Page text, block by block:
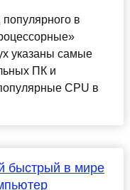
в
указаны самые
ПК и
CPU в
быстрый в мире